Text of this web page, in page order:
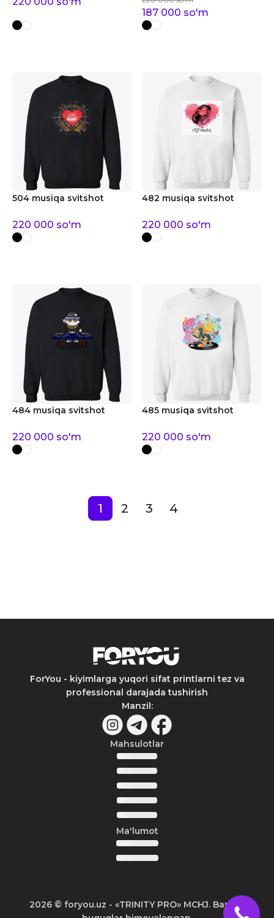
187 000 so'm
504 musiqa svitshot
220 000 so'm
482 musiqa svitshot
220 000 so'm
484 musiqa svitshot
220 000 so'm
485 musiqa svitshot
220 000 so'm
1 2 3 4
ForYou - kiyimlarga yuqori sifat printlarni tez va
professional darajada tushirish
Manzil:
Mahsulotlar
Ma'lumot
2026© foryou.uz - «TRINITY PRO» MCHJ. Barcha